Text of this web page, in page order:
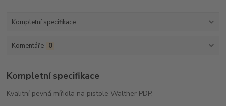
Kompletní specifikace
Komentáře 0
Kompletní specifikace
Kvalitní pevná mířidla na pistole Walther PDP.